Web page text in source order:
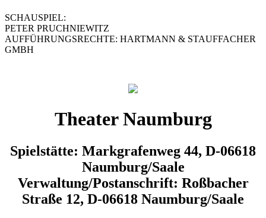
SCHAUSPIEL:
PETER PRUCHNIEWITZ
AUFFÜHRUNGSRECHTE: HARTMANN & STAUFFACHER
GMBH
Theater Naumburg
Spielstätte: Markgrafenweg 44, D-06618
Naumburg/Saale
Verwaltung/Postanschrift: Roßbacher
Straße 12, D-06618 Naumburg/Saale